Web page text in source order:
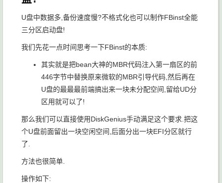
U盘中数据多,备份速度慢?不格式化也可以制作FBinst全能
三分区启动盘!
我们先花一点时间思考一下FBinst的本质:
其实就是把bean大神的MBR代码注入第一扇区的前
446字节中替换原来微软的MBR引导代码,然后再在
U盘的最最最前端搞出来一块未分配空间,留给UD分
区用就可以了!
那么我们可以直接使用DiskGenius手动满足这个要求.把这
个U盘前面留出一块空闲空间,后面分出一块EFI分区就行
了.
方法也很简单.
操作如下: